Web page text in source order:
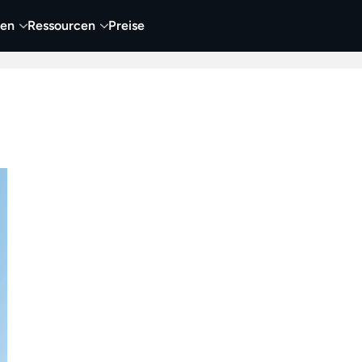
Ressourcen Preise
Video Visueller Content